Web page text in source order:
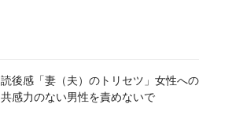
読後感「妻（夫）のトリセツ」女性への
共感力のない男性を責めないで